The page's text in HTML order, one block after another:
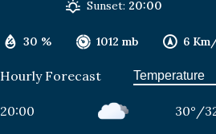
30 % 1012 mb 6
Sunset: 20:00
Hourly Forecast
20:00 30° /